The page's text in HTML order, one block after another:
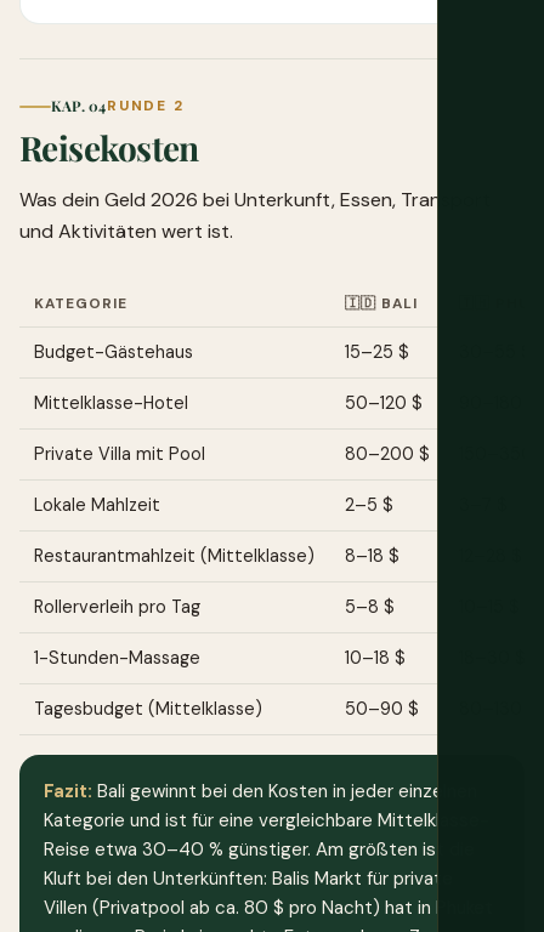
KAP. 04RUNDE 2
Reisekosten
Was dein Geld 2026 bei Unterkunft, Essen, Transport
und Aktivitäten wert ist.
KATEGORIE 🇮🇩 BALI
Budget-Gästehaus 15–25 $
Mittelklasse-Hotel 50–120 $
Private Villa mit Pool 80–200 $
Lokale Mahlzeit 2–5 $
Restaurantmahlzeit (Mittelklasse) 8–18 $
Rollerverleih pro Tag 5–8 $
1-Stunden-Massage 10–18 $
Tagesbudget (Mittelklasse) 50–90 $
Fazit: Bali gewinnt bei den Kosten in jeder einzelnen
Kategorie und ist für eine vergleichbare Mittelklasse-
Reise etwa 30–40 % günstiger. Am größten ist die
Kluft bei den Unterkünften: Balis Markt für private
Villen (Privatpool ab ca. 80 $ pro Nacht) hat in Phuket